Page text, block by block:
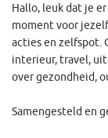
Hallo, leuk dat je
moment voor
acties en zelfspot.
interieur, travel,
over gezondheid,
Samengesteld en